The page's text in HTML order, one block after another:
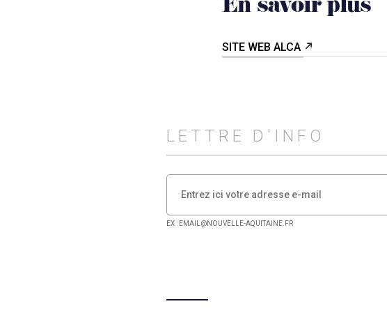
En savoir plus
SITE WEB ALCA
LETTRE D'INFO
EX : EMAIL@NOUVELLE-AQUITAINE.FR